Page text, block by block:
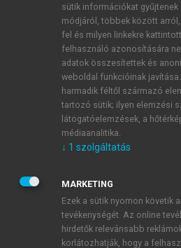
ÚJ FIÓK
1 óra díjmentes hozzáférés
E-MAIL-CÍM
JELSZÓ
JELSZÓ ÚJRA
sütik információkat
módjáról, többek között
fel és milyen linkekre
felhasználó azonosítására
adatok összesítettek és
weboldal funkcióinak
harmadik féltől származó
tartozó sütik; ilyen elemzési
látogatóelemzések, a
médiaanalitika.
↓ 1 szolgáltatás
MARKETING
Ezek a sütik nyomon követik
tevékenységét. Az online
hirdetők relevánsabb
korlátozhatják, hogy a